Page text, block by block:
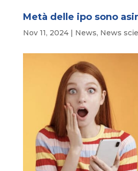
Metà delle ipo sono
Nov 11, 2024| News, News